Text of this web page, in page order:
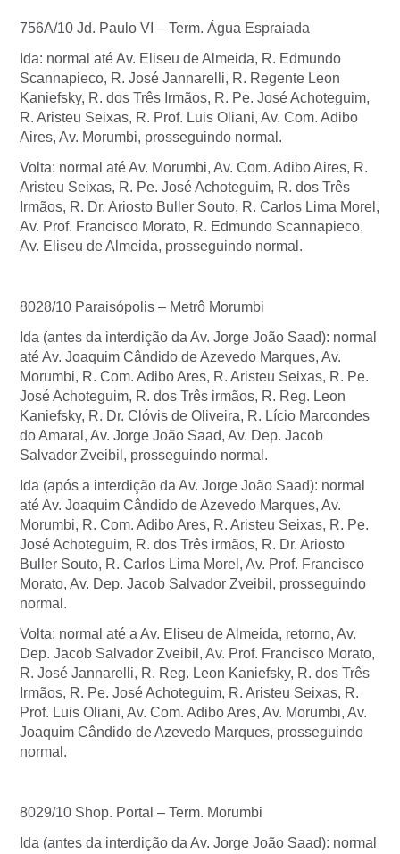
756A/10 Jd. Paulo VI – Term. Água Espraiada
Ida: normal até Av. Eliseu de Almeida, R. Edmundo
Scannapieco, R. José Jannarelli, R. Regente Leon
Kaniefsky, R. dos Três Irmãos, R. Pe. José Achoteguim,
R. Aristeu Seixas, R. Prof. Luis Oliani, Av. Com. Adibo
Aires, Av. Morumbi, prosseguindo normal.
Volta: normal até Av. Morumbi, Av. Com. Adibo Aires, R.
Aristeu Seixas, R. Pe. José Achoteguim, R. dos Três
Irmãos, R. Dr. Ariosto Buller Souto, R. Carlos Lima Morel,
Av. Prof. Francisco Morato, R. Edmundo Scannapieco,
Av. Eliseu de Almeida, prosseguindo normal.
8028/10 Paraisópolis – Metrô Morumbi
Ida (antes da interdição da Av. Jorge João Saad): normal
até Av. Joaquim Cândido de Azevedo Marques, Av.
Morumbi, R. Com. Adibo Ares, R. Aristeu Seixas, R. Pe.
José Achoteguim, R. dos Três irmãos, R. Reg. Leon
Kaniefsky, R. Dr. Clóvis de Oliveira, R. Lício Marcondes
do Amaral, Av. Jorge João Saad, Av. Dep. Jacob
Salvador Zveibil, prosseguindo normal.
Ida (após a interdição da Av. Jorge João Saad): normal
até Av. Joaquim Cândido de Azevedo Marques, Av.
Morumbi, R. Com. Adibo Ares, R. Aristeu Seixas, R. Pe.
José Achoteguim, R. dos Três irmãos, R. Dr. Ariosto
Buller Souto, R. Carlos Lima Morel, Av. Prof. Francisco
Morato, Av. Dep. Jacob Salvador Zveibil, prosseguindo
normal.
Volta: normal até a Av. Eliseu de Almeida, retorno, Av.
Dep. Jacob Salvador Zveibil, Av. Prof. Francisco Morato,
R. José Jannarelli, R. Reg. Leon Kaniefsky, R. dos Três
Irmãos, R. Pe. José Achoteguim, R. Aristeu Seixas, R.
Prof. Luis Oliani, Av. Com. Adibo Ares, Av. Morumbi, Av.
Joaquim Cândido de Azevedo Marques, prosseguindo
normal.
8029/10 Shop. Portal – Term. Morumbi
Ida (antes da interdição da Av. Jorge João Saad): normal